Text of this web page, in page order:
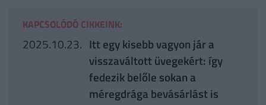
KAPCSOLÓDÓ CIKKEINK:
2025.10.23. Itt egy kisebb vagyon jár a
visszaváltott üvegekért: így
fedezik belőle sokan a
méregdrága bevásárlást is